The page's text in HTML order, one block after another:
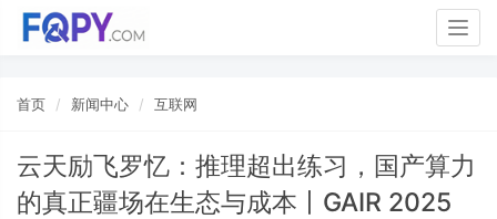
首页 新闻中心 互联网
云天励飞罗忆：推理超出练习，国产算力
的真正疆场在生态与成本丨GAIR 2025